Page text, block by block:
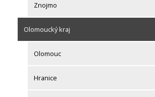
Znojmo
Olomoucký kraj
Olomouc
Hranice